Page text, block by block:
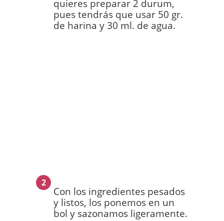
quieres preparar 2 durum,
pues tendrás que usar 50 gr.
de harina y 30 ml. de agua.
2
Con los ingredientes pesados
y listos, los ponemos en un
bol y sazonamos ligeramente.